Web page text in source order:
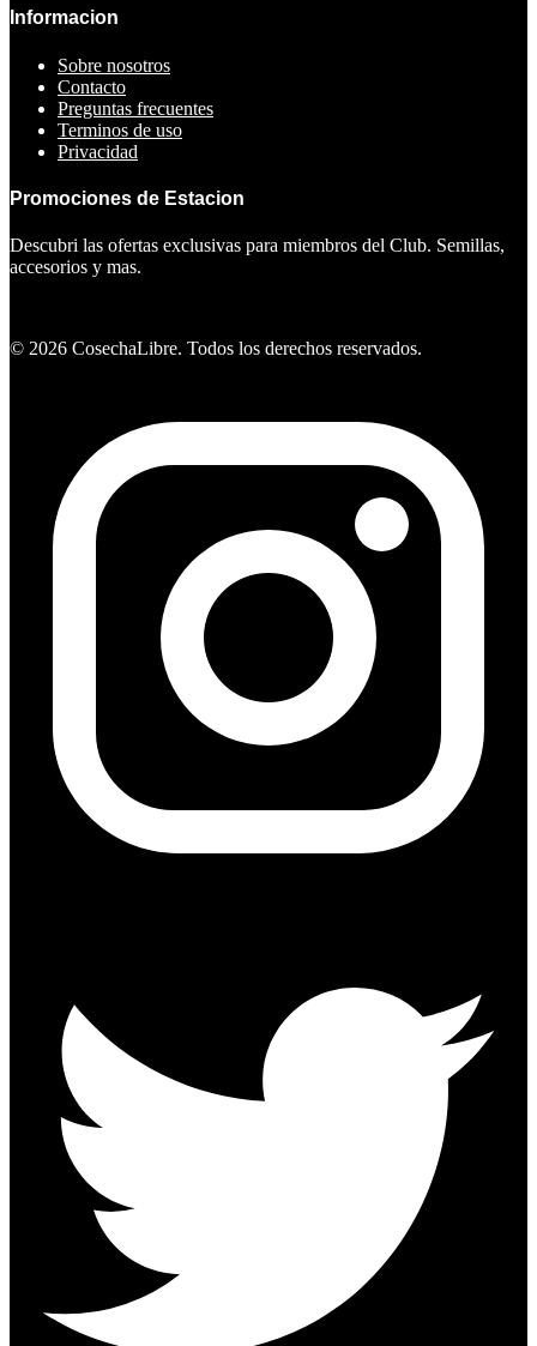
Informacion
Sobre nosotros
Contacto
Preguntas frecuentes
Terminos de uso
Privacidad
Promociones de Estacion
Descubri las ofertas exclusivas para miembros del Club. Semillas,
accesorios y mas.
© 2026 CosechaLibre. Todos los derechos reservados.